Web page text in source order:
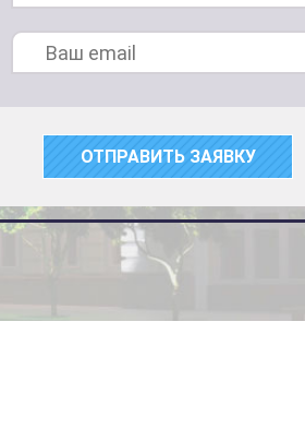
ОТПРАВИТЬ ЗАЯВКУ